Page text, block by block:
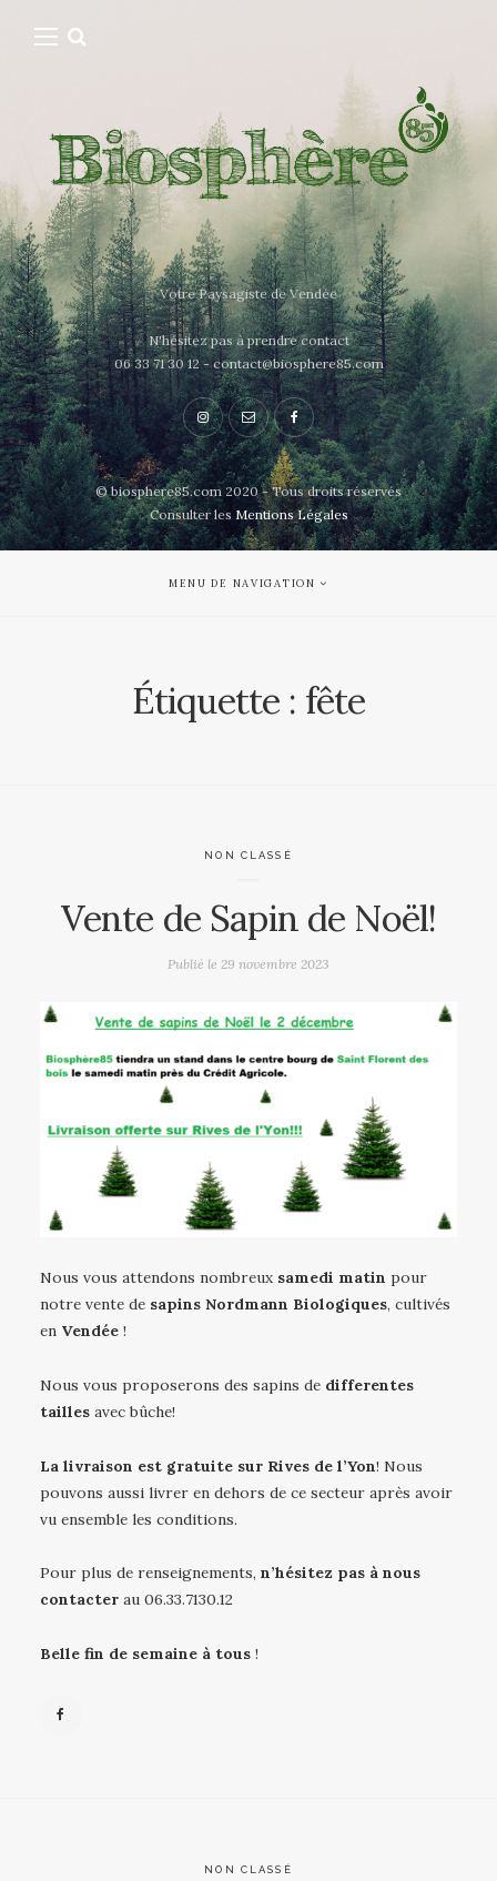
Votre Paysagiste de Vendée
N'hésitez pas à prendre contact
06 33 71 30 12 - contact@biosphere85.com
© biosphere85.com 2020 - Tous droits réservés
Consulter lesMentions Légales
MENU DE NAVIGATION
Étiquette : fête
NON CLASSÉ
Vente de Sapin de Noël!
Publié le 29 novembre 2023
Nous vous attendons nombreux samedi matin pour
notre vente de sapins Nordmann Biologiques, cultivés
en Vendée !
Nous vous proposerons des sapins de differentes
tailles avec bûche!
La livraison est gratuite sur Rives de l’Yon! Nous
pouvons aussi livrer en dehors de ce secteur après avoir
vu ensemble les conditions.
Pour plus de renseignements, n’hésitez pas à nous
contacter au 06.33.7130.12
Belle fin de semaine à tous !
NON CLASSÉ